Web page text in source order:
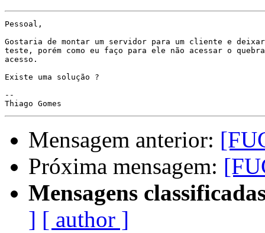
Pessoal,
Gostaria de montar um servidor para um cliente e
teste, porém como eu faço para ele não acessar o
acesso.
Existe uma solução ?
--
Mensagem anterior:
Próxima mensagem:
Mensagens
] [ author ]